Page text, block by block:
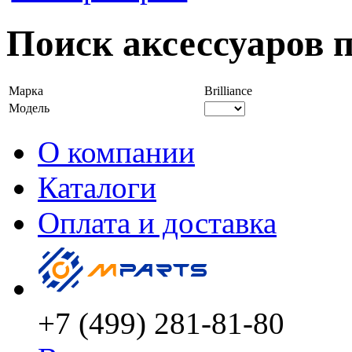
Поиск аксессуаров
Марка
Brilliance
Модель
О компании
Каталоги
Оплата и доставка
+7 (499) 281-81-80